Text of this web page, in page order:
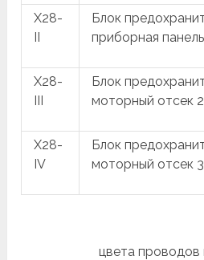
X28-
II
Блок
приборная панель
X28-
III
Блок
моторный отсек 2
X28-
IV
Блок
моторный отсек 3
цвета проводов